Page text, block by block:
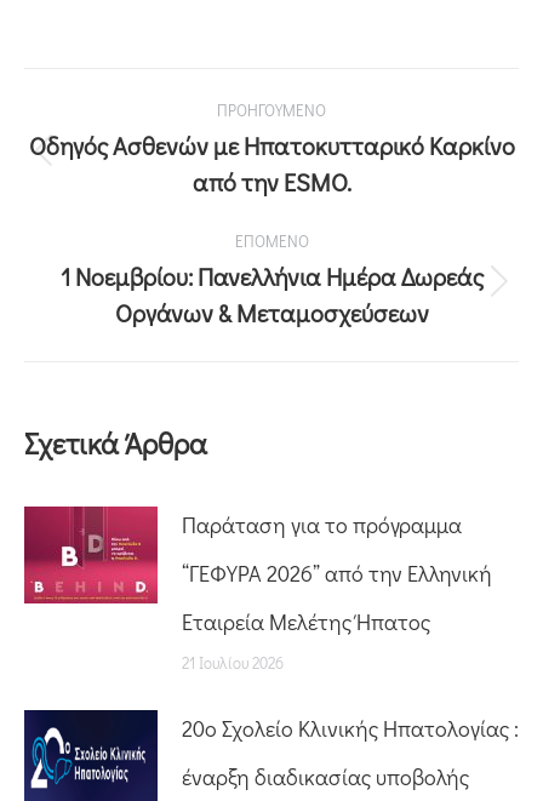
ΠΡΟΗΓΟΥΜΕΝΟ
Οδηγός Ασθενών με Ηπατοκυτταρικό Καρκίνο
από την ESMO.
ΕΠΟΜΕΝΟ
1 Νοεμβρίου: Πανελλήνια Ημέρα Δωρεάς
Οργάνων & Μεταμοσχεύσεων
Σχετικά Άρθρα
Παράταση για το πρόγραμμα
“ΓΕΦΥΡΑ 2026” από την Ελληνική
Εταιρεία Μελέτης Ήπατος
21 Ιουλίου 2026
20o Σχολείο Κλινικής Ηπατολογίας :
έναρξη διαδικασίας υποβολής